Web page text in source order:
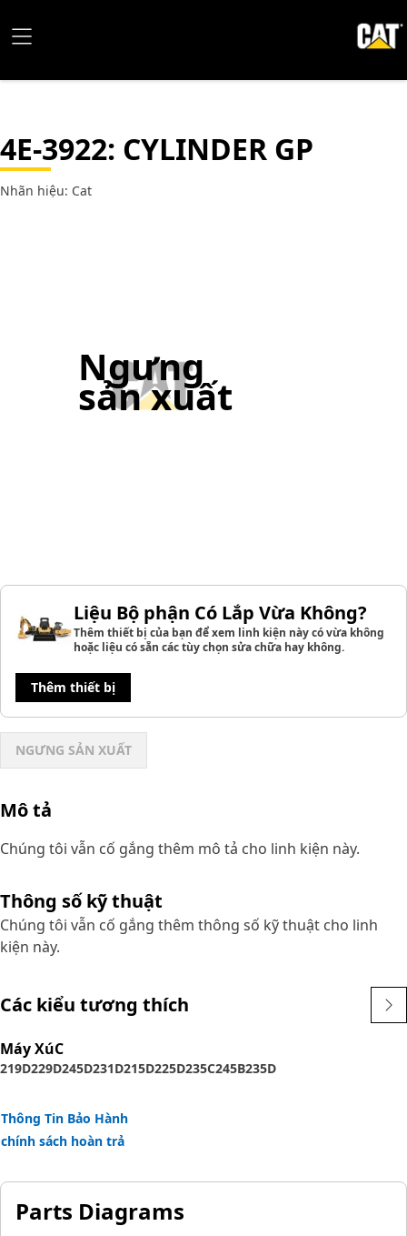
4E-3922: CYLINDER GP
Nhãn hiệu: Cat
Ngưng
sản xuất
Liệu Bộ phận Có Lắp Vừa Không?
Thêm thiết bị của bạn để xem linh kiện này có vừa không
hoặc liệu có sẵn các tùy chọn sửa chữa hay không.
Thêm thiết bị
NGƯNG SẢN XUẤT
Mô tả
Chúng tôi vẫn cố gắng thêm mô tả cho linh kiện này.
Thông số kỹ thuật
Chúng tôi vẫn cố gắng thêm thông số kỹ thuật cho linh
kiện này.
Các kiểu tương thích
Máy XúC
219D229D245D231D215D225D235C245B235D
Thông Tin Bảo Hành
chính sách hoàn trả
Parts Diagrams